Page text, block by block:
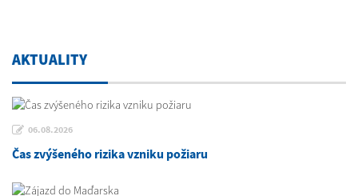
AKTUALITY
06.08.2026
Čas zvýšeného rizika vzniku požiaru